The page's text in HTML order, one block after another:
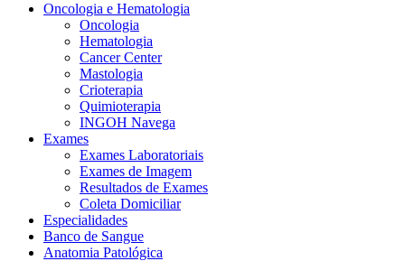
Oncologia e Hematologia
Oncologia
Hematologia
Cancer Center
Mastologia
Crioterapia
Quimioterapia
INGOH Navega
Exames
Exames Laboratoriais
Exames de Imagem
Resultados de Exames
Coleta Domiciliar
Especialidades
Banco de Sangue
Anatomia Patológica